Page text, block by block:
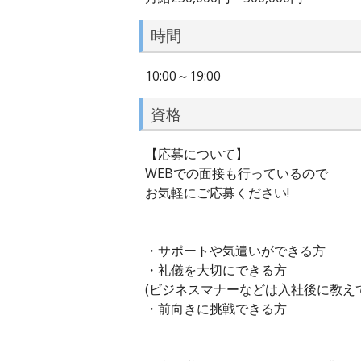
時間
10:00～19:00
資格
【応募について】
WEBでの面接も行っているので
お気軽にご応募ください!
・サポートや気遣いができる方
・礼儀を大切にできる方
(ビジネスマナーなどは入社後に教え
・前向きに挑戦できる方